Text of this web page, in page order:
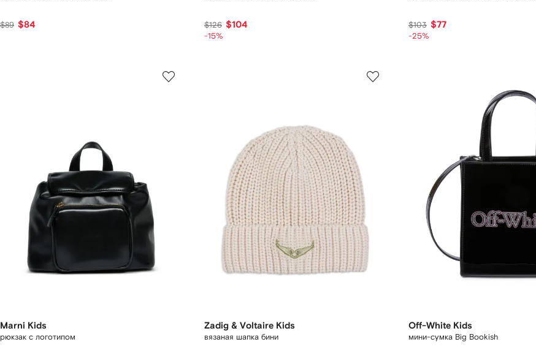
$89 $84 $126 $104
-15%
$103 $77
-25%
Marni Kids
рюкзак с логотипом
Zadig & Voltaire Kids
вязаная шапка бини
Off-White Kids
мини-сумка Big Bookish